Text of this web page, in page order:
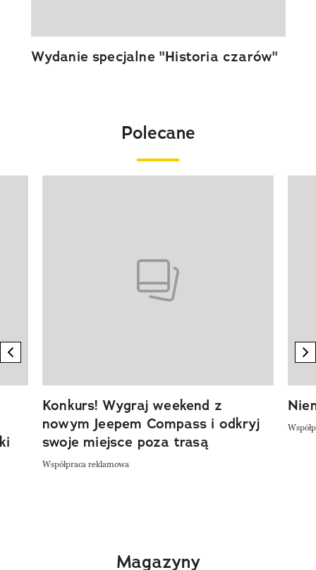
Wydanie specjalne "Historia czarów"
Polecane
previous element
Konkurs! Wygraj weekend z
nowym Jeepem Compass i odkryj
swoje miejsce poza trasą
Współpraca reklamowa
Magazyny